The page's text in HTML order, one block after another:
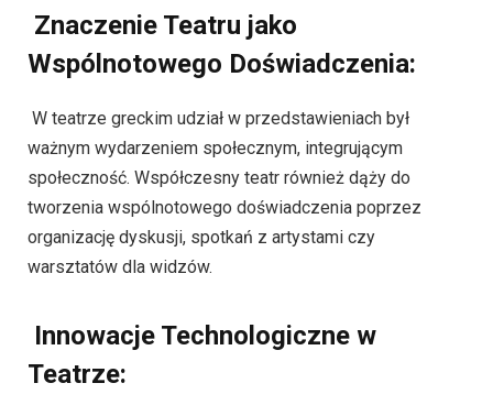
Znaczenie Teatru jako
Wspólnotowego Doświadczenia:
W teatrze greckim udział w przedstawieniach był
ważnym wydarzeniem społecznym, integrującym
społeczność. Współczesny teatr również dąży do
tworzenia wspólnotowego doświadczenia poprzez
organizację dyskusji, spotkań z artystami czy
warsztatów dla widzów.
Innowacje Technologiczne w
Teatrze: